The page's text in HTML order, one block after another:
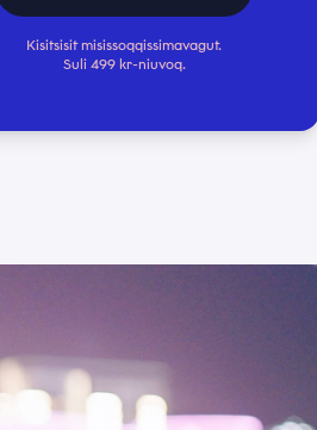
Kisitsisit misissoqqissimavagut.
Suli 499 kr-niuvoq.
*
*